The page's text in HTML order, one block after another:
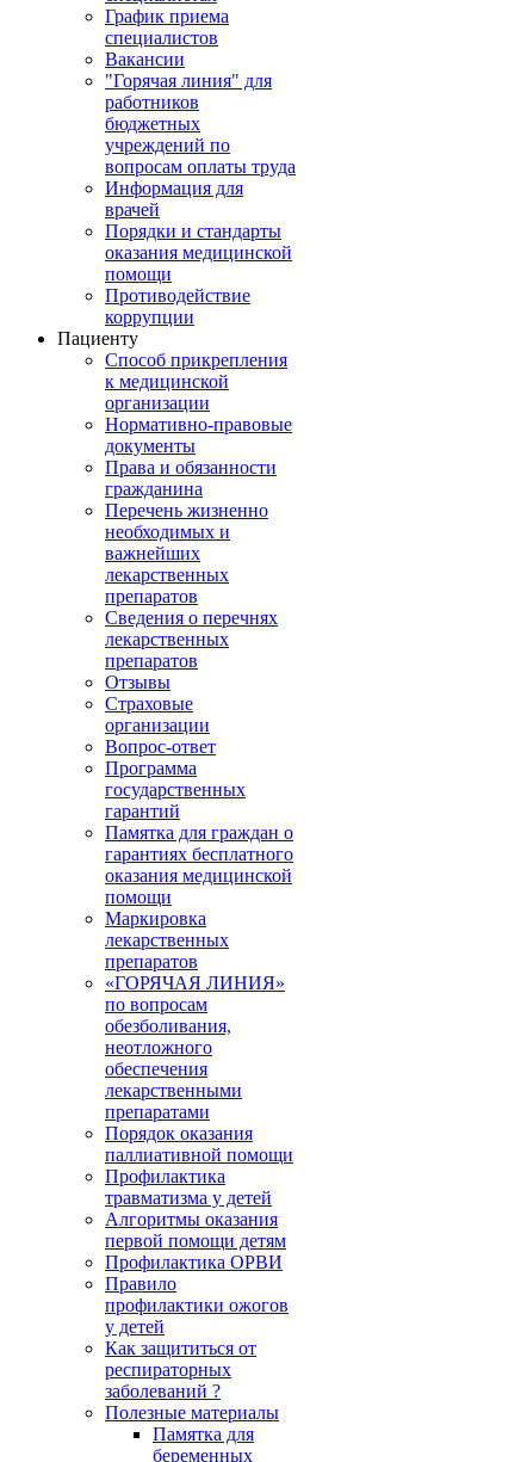
График приема
специалистов
Вакансии
"Горячая линия" для
работников
бюджетных
учреждений по
вопросам оплаты труда
Информация для
врачей
Порядки и стандарты
оказания медицинской
помощи
Противодействие
коррупции
Пациенту
Способ прикрепления
к медицинской
организации
Нормативно-правовые
документы
Права и обязанности
гражданина
Перечень жизненно
необходимых и
важнейших
лекарственных
препаратов
Сведения о перечнях
лекарственных
препаратов
Отзывы
Страховые
организации
Вопрос-ответ
Программа
государственных
гарантий
Памятка для граждан о
гарантиях бесплатного
оказания медицинской
помощи
Маркировка
лекарственных
препаратов
«ГОРЯЧАЯ ЛИНИЯ»
по вопросам
обезболивания,
неотложного
обеспечения
лекарственными
препаратами
Порядок оказания
паллиативной помощи
Профилактика
травматизма у детей
Алгоритмы оказания
первой помощи детям
Профилактика ОРВИ
Правило
профилактики ожогов
у детей
Как защититься от
респираторных
заболеваний ?
Полезные материалы
Памятка для
беременных